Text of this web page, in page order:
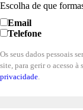
Escolha de que
Email
Telefone
Os seus dados pessoais
site, para gerir o acesso à
privacidade.